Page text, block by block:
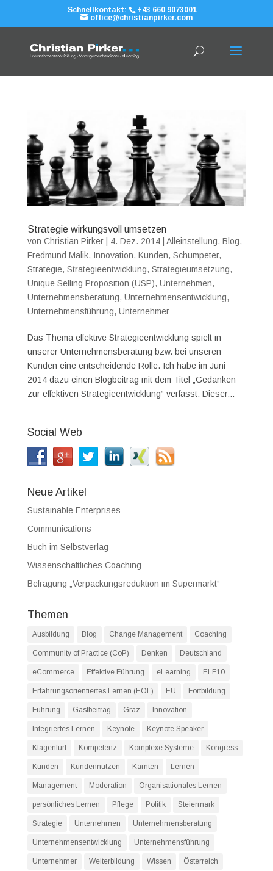
Schnellkontakt:
+43 660 9073001
office@christianpirker.com
Strategie wirkungsvoll umsetzen
von Christian Pirker| 4. Dez. 2014| Alleinstellung, Blog,
Fredmund Malik, Innovation, Kunden, Schumpeter,
Strategie, Strategieentwicklung, Strategieumsetzung,
Unique Selling Proposition (USP), Unternehmen,
Unternehmensberatung, Unternehmensentwicklung,
Unternehmensführung, Unternehmer
Das Thema effektive Strategieentwicklung spielt in
unserer Unternehmensberatung bzw. bei unseren
Kunden eine entscheidende Rolle. Ich habe im Juni
2014 dazu einen Blogbeitrag mit dem Titel „Gedanken
zur effektiven Strategieentwicklung“ verfasst. Dieser...
Social Web
Neue Artikel
Sustainable Enterprises
Communications
Buch im Selbstverlag
Wissenschaftliches Coaching
Befragung „Verpackungsreduktion im Supermarkt“
Themen
Ausbildung Blog Change Management Coaching
Community of Practice (CoP) Denken Deutschland
eCommerce Effektive Führung eLearning ELF10
Erfahrungsorientiertes Lernen (EOL) EU Fortbildung
Führung Gastbeitrag Graz Innovation
Integriertes Lernen Keynote Keynote Speaker
Klagenfurt Kompetenz Komplexe Systeme Kongress
Kunden Kundennutzen Kärnten Lernen
Management Moderation Organisationales Lernen
persönliches Lernen Pflege Politik Steiermark
Strategie Unternehmen Unternehmensberatung
Unternehmensentwicklung Unternehmensführung
Unternehmer Weiterbildung Wissen Österreich